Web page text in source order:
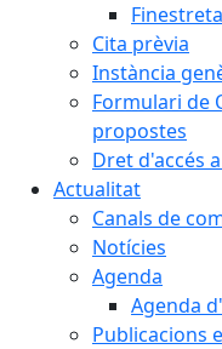
Cita prèvia
Instància
Formulari de
propostes
Dret d'accés
Actualitat
Canals de
Notícies
Agenda
Agenda
Publicacions